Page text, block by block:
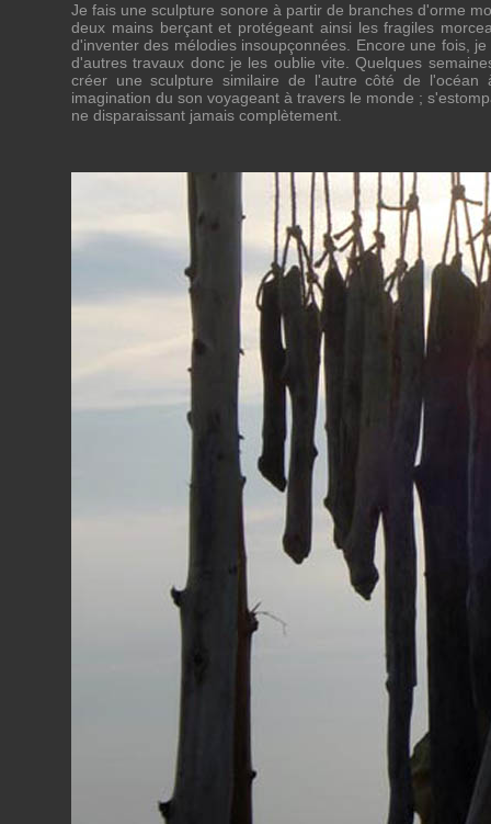
Je fais une sculpture sonore à partir de branches d'orme
deux mains berçant et protégeant ainsi les fragiles
d'inventer des mélodies insoupçonnées. Encore une fois,
d'autres travaux donc je les oublie vite. Quelques
créer une sculpture similaire de l'autre côté de l'océan
imagination du son voyageant à travers le monde ;
ne disparaissant jamais complètement.